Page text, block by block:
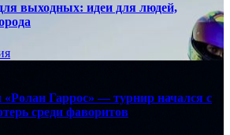
выходных: идеи для людей,
Гаррос» — турнир начался с
среди фаворитов